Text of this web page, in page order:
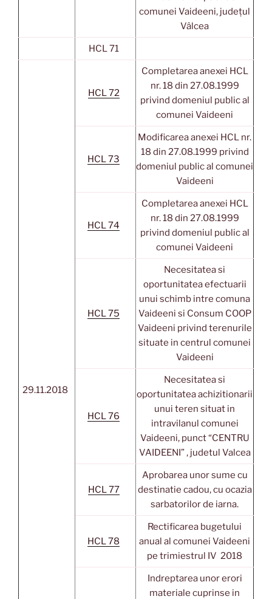
comunei Vaideeni, județul
Vâlcea
HCL 71
29.11.2018
HCL 72
Completarea anexei HCL
nr. 18 din 27.08.1999
privind domeniul public al
comunei Vaideeni
HCL 73
Modificarea anexei HCL nr.
18 din 27.08.1999 privind
domeniul public al comunei
Vaideeni
HCL 74
Completarea anexei HCL
nr. 18 din 27.08.1999
privind domeniul public al
comunei Vaideeni
HCL 75
Necesitatea si
oportunitatea efectuarii
unui schimb intre comuna
Vaideeni si Consum COOP
Vaideeni privind terenurile
situate in centrul comunei
Vaideeni
HCL 76
Necesitatea si
oportunitatea achizitionarii
unui teren situat in
intravilanul comunei
Vaideeni, punct “CENTRU
VAIDEENI” , judetul Valcea
HCL 77
Aprobarea unor sume cu
destinatie cadou, cu ocazia
sarbatorilor de iarna.
HCL 78
Rectificarea bugetului
anual al comunei Vaideeni
pe trimiestrul IV 2018
Indreptarea unor erori
materiale cuprinse in